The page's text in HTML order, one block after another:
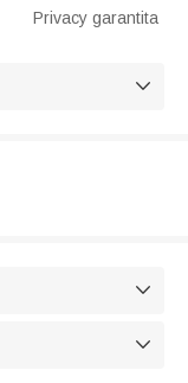
Privacy garantita


